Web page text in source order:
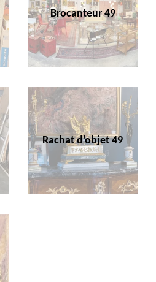
Brocanteur 49
Rachat d'objet 49